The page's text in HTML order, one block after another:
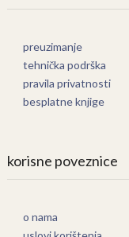
preuzimanje
tehnička podrška
pravila privatnosti
besplatne knjige
korisne poveznice
o nama